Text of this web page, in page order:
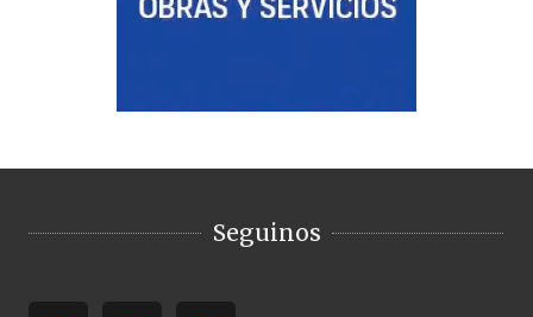
Seguinos